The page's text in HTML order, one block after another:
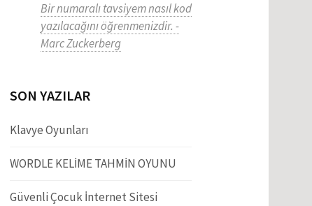
Bir numaralı tavsiyem nasıl kod
yazılacağını öğrenmenizdir. -
Marc Zuckerberg
SON YAZILAR
Klavye Oyunları
WORDLE KELİME TAHMİN OYUNU
Güvenli Çocuk İnternet Sitesi